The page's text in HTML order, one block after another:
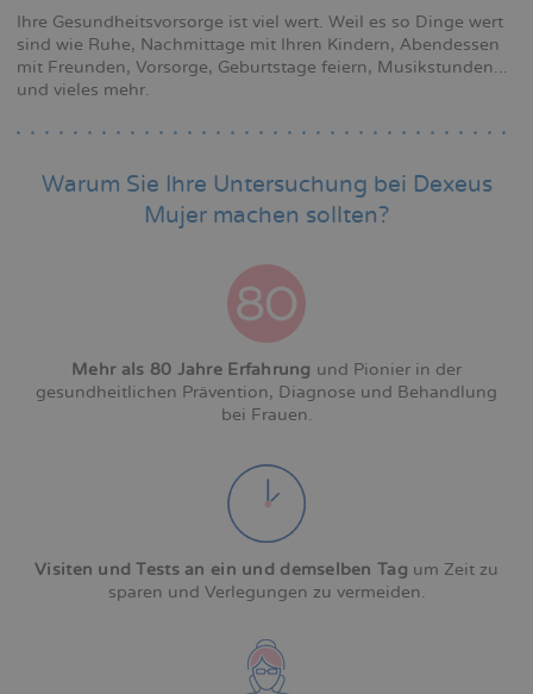
Ihre Gesundheitsvorsorge ist viel wert. Weil es so Dinge wert
sind wie Ruhe, Nachmittage mit Ihren Kindern, Abendessen
mit Freunden, Vorsorge, Geburtstage feiern, Musikstunden...
und vieles mehr.
Warum Sie Ihre Untersuchung bei Dexeus
Mujer machen sollten?
Mehr als 80 Jahre Erfahrung und Pionier in der
gesundheitlichen Prävention, Diagnose und Behandlung
bei Frauen.
Visiten und Tests an ein und demselben Tag um Zeit zu
sparen und Verlegungen zu vermeiden.